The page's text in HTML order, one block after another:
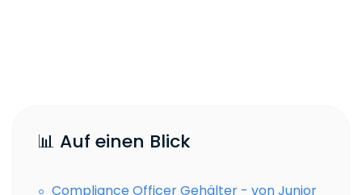
📊 Auf einen Blick
Compliance Officer Gehälter - von Junior